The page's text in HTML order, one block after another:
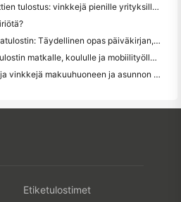
Käsikirjoitus vs. lähetysetikettien tulostus: vinkkejä pienille yrityksille vuonna 2026
Kuinka valita taskun valokuvatulostin: Täydellinen opas päiväkirjan, matkan ja iPhone-käyttäjille
Paras musteton kannettava tulostin matkalle, koululle ja mobiilityölle: Hanin MT620 Pro Review
Mini Photo Wall Layout Ideat ja vinkkejä makuuhuoneen ja asunnon koristelu
Etiketulostimet